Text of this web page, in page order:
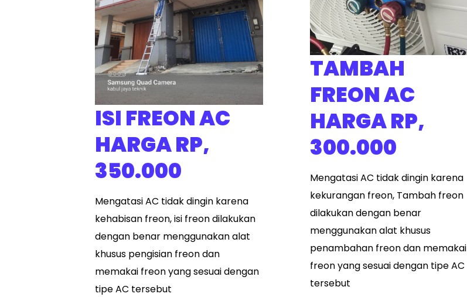
ISI FREON AC
HARGA RP,
350.000
Mengatasi AC tidak dingin karena
kehabisan freon, isi freon dilakukan
dengan benar menggunakan alat
khusus pengisian freon dan
memakai freon yang sesuai dengan
tipe AC tersebut
TAMBAH
FREON AC
HARGA RP,
300.000
Mengatasi AC tidak dingin karena
kekurangan freon, Tambah freon
dilakukan dengan benar
menggunakan alat khusus
penambahan freon dan memakai
freon yang sesuai dengan tipe AC
tersebut